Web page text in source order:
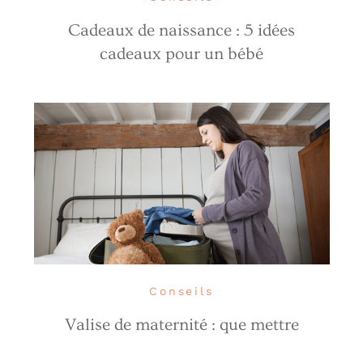
Cadeaux de naissance : 5 idées
cadeaux pour un bébé
Conseils
Valise de maternité : que mettre